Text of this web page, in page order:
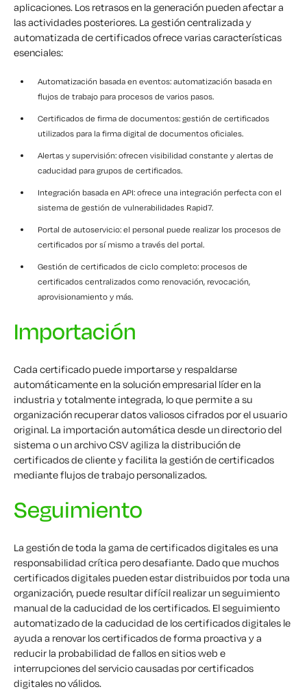
aplicaciones. Los retrasos en la generación pueden afectar a
las actividades posteriores. La gestión centralizada y
automatizada de certificados ofrece varias características
esenciales:
Automatización basada en eventos: automatización basada en
flujos de trabajo para procesos de varios pasos.
Certificados de firma de documentos: gestión de certificados
utilizados para la firma digital de documentos oficiales.
Alertas y supervisión: ofrecen visibilidad constante y alertas de
caducidad para grupos de certificados.
Integración basada en API: ofrece una integración perfecta con el
sistema de gestión de vulnerabilidades Rapid7.
Portal de autoservicio: el personal puede realizar los procesos de
certificados por sí mismo a través del portal.
Gestión de certificados de ciclo completo: procesos de
certificados centralizados como renovación, revocación,
aprovisionamiento y más.
Importación
Cada certificado puede importarse y respaldarse
automáticamente en la solución empresarial líder en la
industria y totalmente integrada, lo que permite a su
organización recuperar datos valiosos cifrados por el usuario
original. La importación automática desde un directorio del
sistema o un archivo CSV agiliza la distribución de
certificados de cliente y facilita la gestión de certificados
mediante flujos de trabajo personalizados.
Seguimiento
La gestión de toda la gama de certificados digitales es una
responsabilidad crítica pero desafiante. Dado que muchos
certificados digitales pueden estar distribuidos por toda una
organización, puede resultar difícil realizar un seguimiento
manual de la caducidad de los certificados. El seguimiento
automatizado de la caducidad de los certificados digitales le
ayuda a renovar los certificados de forma proactiva y a
reducir la probabilidad de fallos en sitios web e
interrupciones del servicio causadas por certificados
digitales no válidos.